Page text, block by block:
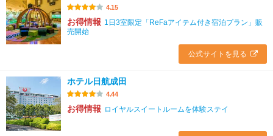
4.15
お得情報 1日3室限定「ReFaアイテム付き宿泊プラン」販
売開始
公式サイトを見る
ホテル日航成田
4.44
お得情報 ロイヤルスイートルームを体験ステイ